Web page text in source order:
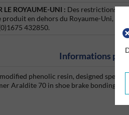
LE ROYAUME-UNI : Des restrictions à
produit en dehors du Royaume-Uni,
432850.
Informations
phenolic resin, designed
Araldite 70 in shoe brake bonding